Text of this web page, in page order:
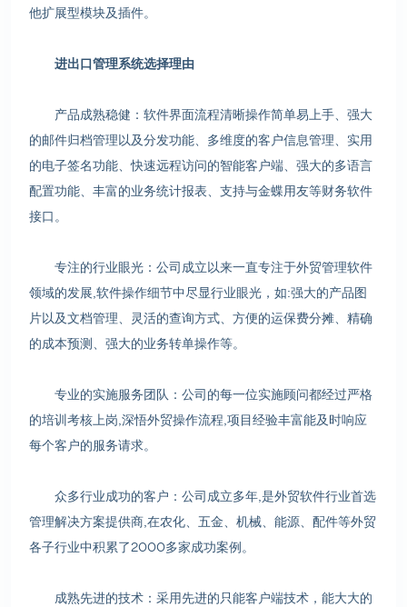
他扩展型模块及插件。
进出口管理系统选择理由
产品成熟稳健：软件界面流程清晰操作简单易上手、强大
的邮件归档管理以及分发功能、多维度的客户信息管理、实用
的电子签名功能、快速远程访问的智能客户端、强大的多语言
配置功能、丰富的业务统计报表、支持与金蝶用友等财务软件
接口。
专注的行业眼光：公司成立以来一直专注于外贸管理软件
领域的发展,软件操作细节中尽显行业眼光，如:强大的产品图
片以及文档管理、灵活的查询方式、方便的运保费分摊、精确
的成本预测、强大的业务转单操作等。
专业的实施服务团队：公司的每一位实施顾问都经过严格
的培训考核上岗,深悟外贸操作流程,项目经验丰富能及时响应
每个客户的服务请求。
众多行业成功的客户：公司成立多年,是外贸软件行业首选
管理解决方案提供商,在农化、五金、机械、能源、配件等外贸
各子行业中积累了2000多家成功案例。
成熟先进的技术：采用先进的只能客户端技术，能大大的